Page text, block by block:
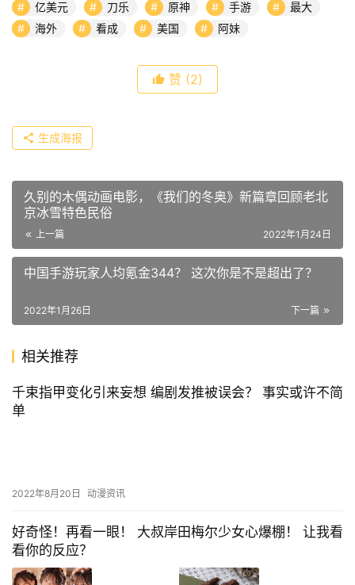
亿美元 刀乐 原神 手游
最大
海外
看成 美国 阿妹
赞 (2)
生成海报
久别的木偶动画电影，《我们的冬奥》新篇章回顾老北
京冰雪特色民俗
上一篇 2022年1月24日
中国手游玩家人均氪金344？ 这次你是不是超出了？
下一篇
2022年1月26日
相关推荐
千束指甲变化引来妄想 编剧发推被误会？ 事实或许不简
单
2022年8月20日 动漫资讯
好奇怪！再看一眼！ 大叔岸田梅尔少女心爆棚！ 让我看
看你的反应？